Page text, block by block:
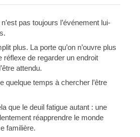
pas toujours l’événement lui-
plus. La porte qu’on n’ouvre plus
réflexe de regarder un endroit
attendu.
quelque temps à chercher l’être
que le deuil fatigue autant : une
réapprendre le monde
familière.